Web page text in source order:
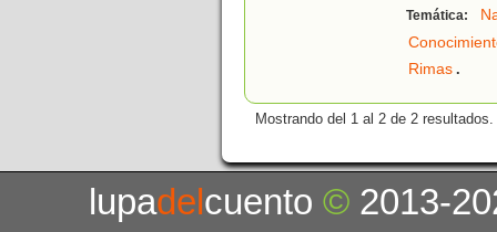
Temática:
Rimas.
Mostrando del 1 al 2 de 2 resultados.
lupadelcuento© 2013-